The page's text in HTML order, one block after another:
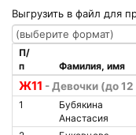
Выгрузить в файл для
Ж11 - Девочки (до
П/
п
Фамилия, имя
1
Бубякина
Анастасия